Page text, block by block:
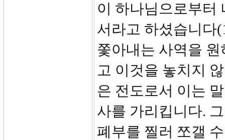
이 하나님으로부터
서라고 하셨습니다
쫓아내는 사역을
고 이것을 놓치지
은 전도로서 이는
사를 가리킵니다.
폐부를 찔러 쪼갤